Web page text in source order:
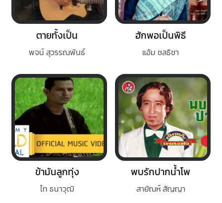
ตายทั้งเป็น
พจน์ สุวรรณพันธ์
ฮักพอเป็นพิธี
แอ้ม ชลธิชา
ข้ามันลูกทุ่ง
ไท ธนาวุฒิ
พบรักปากน้ำโพ
สายัณห์ สัญญา